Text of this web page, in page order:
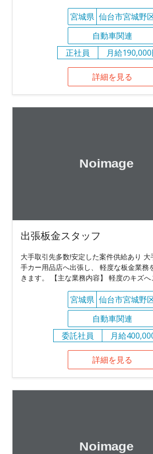
宮城県 仙台市宮城野
自動車関連
正社員
月給
詳細を見る
出張板金スタッフ
大手取引先多数!安定した案件供給あり
手カー用品店へ出張し、 軽度な板金業務
きます。 【主な業務内容】 軽度のキズ
宮城県 仙台市宮城野
自動車関連
委託社員
月給
詳細を見る